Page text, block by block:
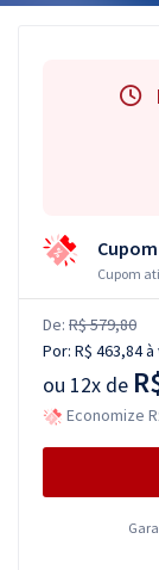
Cupom
De: R$ 579,80
Por: R$ 463,84à
ou 12x de
Economize